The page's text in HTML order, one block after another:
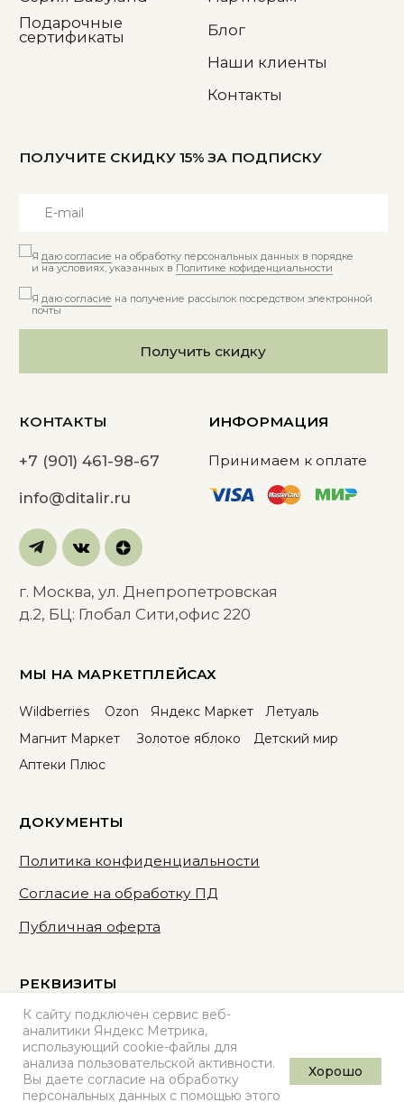
К сайту подключен сервис веб-
аналитики Яндекс Метрика,
использующий cookie-файлы для
анализа пользовательской активности.
Вы даете согласие на обработку
персональных данных с помощью этого
Хорошо